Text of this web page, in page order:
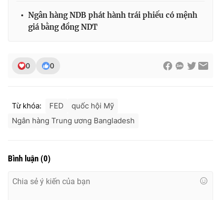
Liên hệ tòa soạn English
THỜI BÁO VTV
Theo dõi báo trên
Cơ quan báo chí:
cấp ngày 29/12/2023
Ngân hàng NDB phát hành trái phiếu có mệnh
giá bằng đồng NDT
0 0
Từ khóa: FED
quốc hội Mỹ
Ngân hàng Trung ương Bangladesh
Bình luận (0)